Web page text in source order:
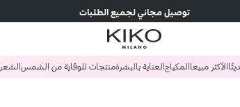
توصيل مجاني لجميع الطلبات
الأكثر مبيعاالمكياجالعناية بالبشرةمنتجات للوقاية من الشمسالشعر